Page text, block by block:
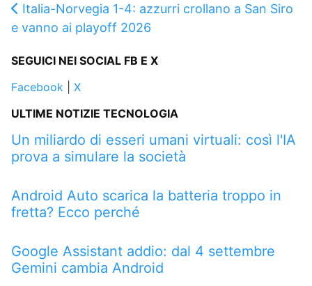
Italia-Norvegia 1-4: azzurri crollano a San Siro
e vanno ai playoff 2026
SEGUICI NEI SOCIAL FB E X
Facebook
X
ULTIME NOTIZIE TECNOLOGIA
Un miliardo di esseri umani virtuali: così l'IA
prova a simulare la società
Android Auto scarica la batteria troppo in
fretta? Ecco perché
Google Assistant addio: dal 4 settembre
Gemini cambia Android